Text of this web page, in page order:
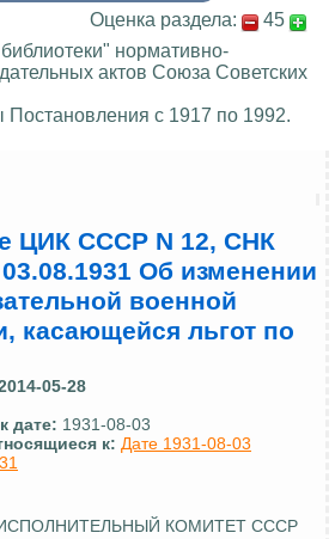
Оценка раздела:
45
нормативно-
актов Союза Советских
Постановления с 1917 по 1992.
ЦИК СССР N 12, СНК
Об изменении
военной
касающейся льгот по
05-28
дате: 1931-08-03
к: Дате 1931-08-03
КОМИТЕТ СССР